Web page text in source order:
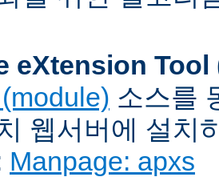
eXtension Tool
소스를
웹서버에 설치
Manpage: apxs